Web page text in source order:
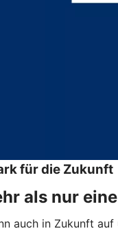
für die Zukunft
als nur
auch in Zukunft